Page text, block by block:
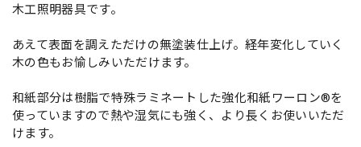
木工照明器具です。
あえて表面を調えただけの無塗装仕上げ。経年変化していく
木の色もお愉しみいただけます。
和紙部分は樹脂で特殊ラミネートした強化和紙ワーロン®を
使っていますので熱や湿気にも強く、より長くお使いいただ
けます。